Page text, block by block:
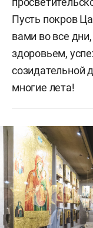
Пусть покров
вами во все
здоровьем,
созидательной
многие лета!